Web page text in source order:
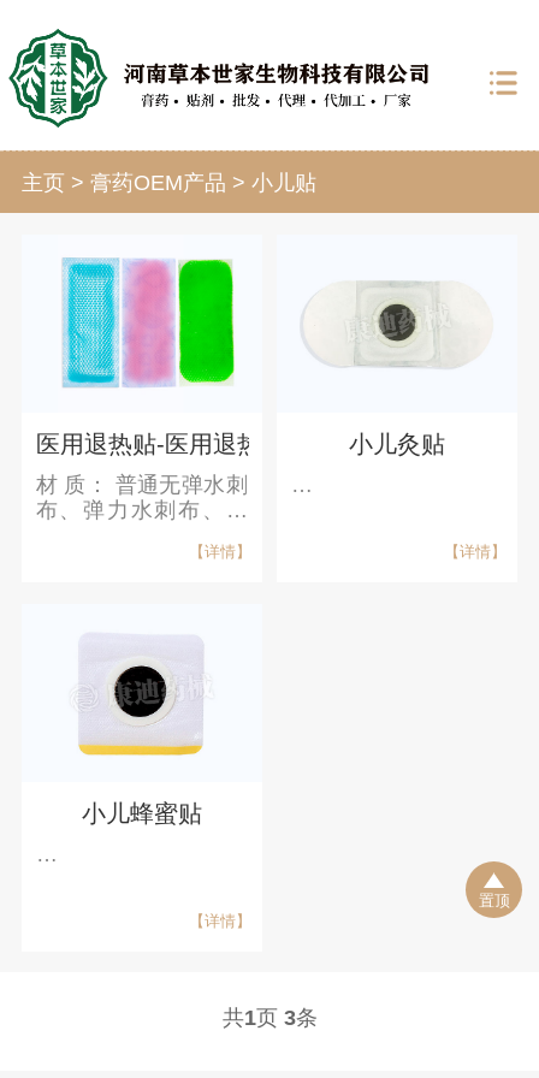
主页 > 膏药OEM产品 > 小儿贴
医用退热贴-医用退热贴OEM贴牌-退热贴代加
材 质： 普通无弹水刺
布、弹力水刺布、水
加工、来样定制、委
房、医药公司、医
院、诊所、养生馆 证
件类型： 一类医疗…
【详情】
小儿灸贴
…
【详情】
小儿蜂蜜贴
…
【详情】
共1页 3条
置顶